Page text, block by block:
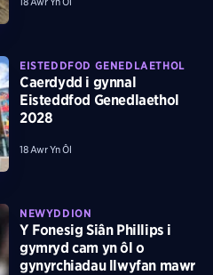
EISTEDDFOD GENEDLAETHOL
Caerdydd i gynnal
Eisteddfod Genedlaethol
2028
18 Awr Yn Ôl
NEWYDDION
Y Fonesig Siân Phillips i
gymryd cam yn ôl o
gynyrchiadau llwyfan mawr